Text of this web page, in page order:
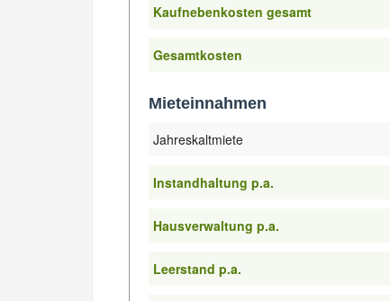
Kaufnebenkosten gesamt
Gesamtkosten
Mieteinnahmen
Jahreskaltmiete
Instandhaltung p.a.
Hausverwaltung p.a.
Leerstand p.a.